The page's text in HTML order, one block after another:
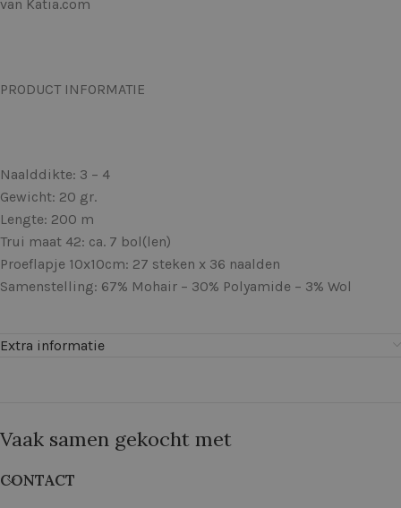
van Katia.com
PRODUCT INFORMATIE
Naalddikte: 3 – 4
Gewicht: 20 gr.
Lengte: 200 m
Trui maat 42: ca. 7 bol(len)
Proeflapje 10x10cm: 27 steken x 36 naalden
Samenstelling: 67% Mohair – 30% Polyamide – 3% Wol
Extra informatie
Vaak samen gekocht met
CONTACT